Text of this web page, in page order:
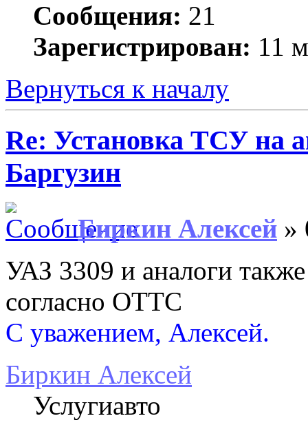
Сообщения: 21
Зарегистрирован: 11
Вернуться к началу
Re: Установка ТСУ на
Баргузин
Биркин Алексей »
УАЗ 3309 и аналоги
согласно ОТТС
С уважением, Алексей.
Биркин Алексей
Услугиавто